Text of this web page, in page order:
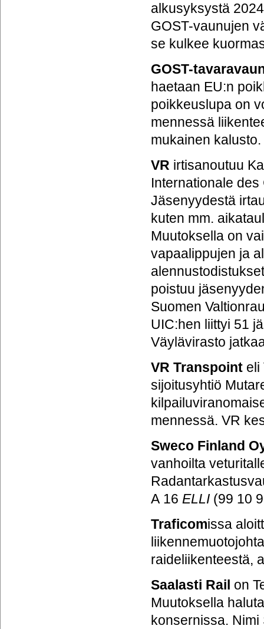
alkusyksystä
GOST-vaunujen
se kulkee
GOST-
haetaan EU:n
poikkeuslupa on
mennessä
mukainen
VR irtisanoutuu
Internationale
Jäsenyydestä
kuten mm.
Muutoksella on
vapaalippujen ja
poistuu
Suomen
UIC:hen liittyi 51
Väylävirasto
VR Transpoint eli
sijoitusyhtiö
mennessä. VR
Sweco Finland
vanhoilta
A 16 ELLI (99 10
Traficomissa
raideliikenteestä,
Saalasti Rail on
Muutoksella
konsernissa.